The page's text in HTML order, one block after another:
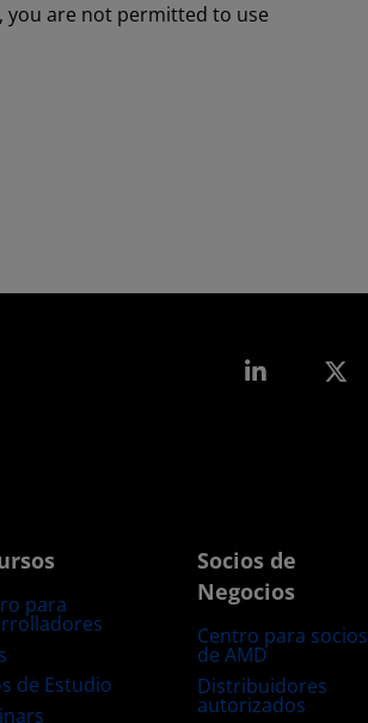
you are not permitted to use
LinkedIn
para
de Estudio
Socios de
Negocios
Centro para socios
de AMD
Distribuidores
autorizados